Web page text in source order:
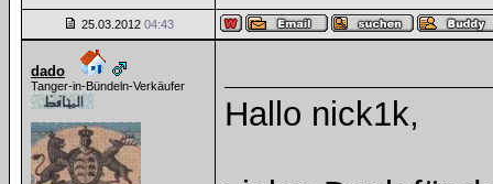
25.03.2012 04:43
dado
Tanger-in-Bündeln-Verkäufer
Hallo nick1k,